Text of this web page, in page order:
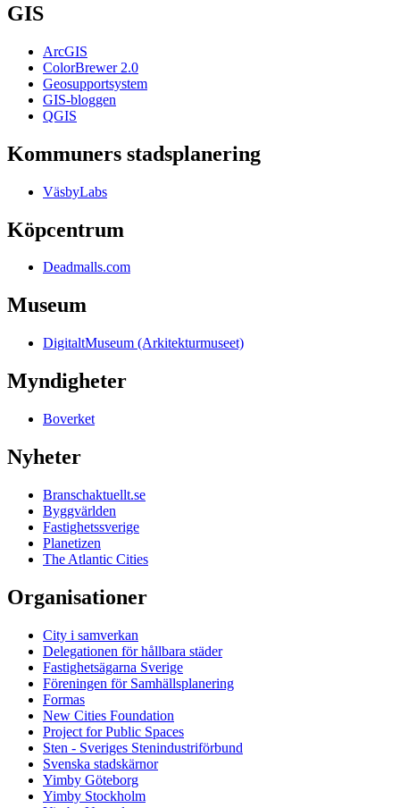
GIS
ArcGIS
ColorBrewer 2.0
Geosupportsystem
GIS-bloggen
QGIS
Kommuners stadsplanering
VäsbyLabs
Köpcentrum
Deadmalls.com
Museum
DigitaltMuseum (Arkitekturmuseet)
Myndigheter
Boverket
Nyheter
Branschaktuellt.se
Byggvärlden
Fastighetssverige
Planetizen
The Atlantic Cities
Organisationer
City i samverkan
Delegationen för hållbara städer
Fastighetsägarna Sverige
Föreningen för Samhällsplanering
Formas
New Cities Foundation
Project for Public Spaces
Sten - Sveriges Stenindustriförbund
Svenska stadskärnor
Yimby Göteborg
Yimby Stockholm